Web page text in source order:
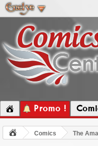
Promo !
Comics The